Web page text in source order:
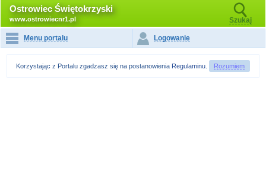
Ostrowiec Świętokrzyski
www.ostrowiecnr1.pl Szukaj
Menu portalu Logowanie
Korzystając z Portalu zgadzasz się na postanowienia Regulaminu Rozumiem